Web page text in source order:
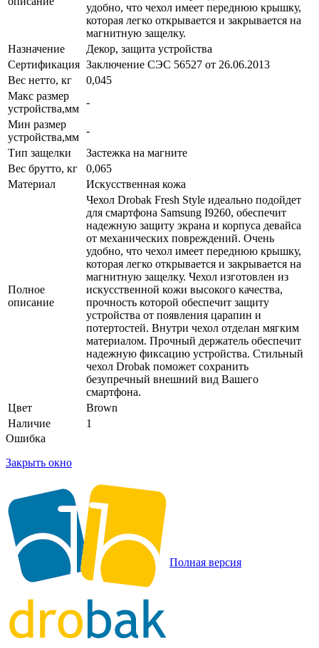
удобно, что чехол имеет переднюю крышку,
которая легко открывается и закрывается на
магнитную защелку.
Назначение
Декор, защита устройства
Сертификация Заключение СЭС 56527 от 26.06.2013
Вес нетто, кг
0,045
Макс размер
устройства,мм
-
Мин размер
устройства,мм
-
Тип защелки
Застежка на магните
Вес брутто, кг
0,065
Материал
Искусственная кожа
Полное
описание
Чехол Drobak Fresh Style идеально подойдет
для смартфона Samsung I9260, обеспечит
надежную защиту экрана и корпуса девайса
от механических повреждений. Очень
удобно, что чехол имеет переднюю крышку,
которая легко открывается и закрывается на
магнитную защелку. Чехол изготовлен из
искусственной кожи высокого качества,
прочность которой обеспечит защиту
устройства от появления царапин и
потертостей. Внутри чехол отделан мягким
материалом. Прочный держатель обеспечит
надежную фиксацию устройства. Стильный
чехол Drobak поможет сохранить
безупречный внешний вид Вашего
смартфона.
Цвет
Brown
Наличие
1
Ошибка
Закрыть окно
Полная версия